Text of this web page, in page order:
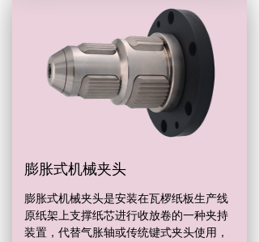
膨胀式机械夹头
膨胀式机械夹头是安装在瓦椤纸板生产线
原纸架上支撑纸芯进行收放卷的一种夹持
装置，代替气胀轴或传统键式夹头使用，